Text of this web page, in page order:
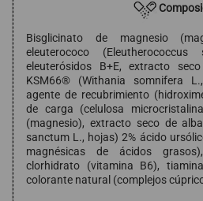
Bisglicinato de magnesio
eleuterococo
eleuterósidos B+E, extracto
KSM66® (Withania somnifera
agente de recubrimiento
de carga (celulosa
(magnesio), extracto seco de
sanctum L., hojas) 2% ácido
magnésicas de ácidos
clorhidrato (vitamina B6),
colorante natural (complejos